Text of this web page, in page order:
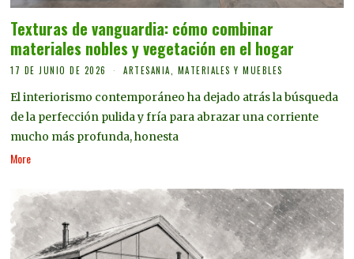
Texturas de vanguardia: cómo combinar
materiales nobles y vegetación en el hogar
17 DE JUNIO DE 2026 ARTESANIA, MATERIALES Y MUEBLES
El interiorismo contemporáneo ha dejado atrás la búsqueda
de la perfección pulida y fría para abrazar una corriente
mucho más profunda, honesta
More